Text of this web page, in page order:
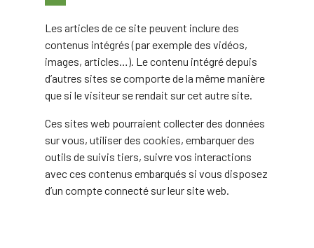
Les articles de ce site peuvent inclure des
contenus intégrés (par exemple des vidéos,
images, articles…). Le contenu intégré depuis
d’autres sites se comporte de la même manière
que si le visiteur se rendait sur cet autre site.
Ces sites web pourraient collecter des données
sur vous, utiliser des cookies, embarquer des
outils de suivis tiers, suivre vos interactions
avec ces contenus embarqués si vous disposez
d’un compte connecté sur leur site web.